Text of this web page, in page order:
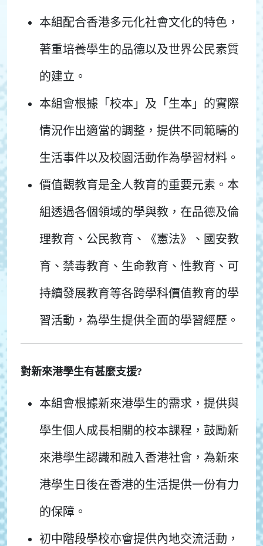
本組配合香港多元化社會文化的特色，
著重培養學生的品德以及世界公民素質
的建立。
本組會根據「校本」及「生本」的實際
情況作出適當的調整，提供不同範疇的
生活事件以及校園活動作為學習材料。
價值觀教育是全人教育的重要元素。本
組透過各個領域的學與教，在品德及倫
理教育、公民教育、《憲法》、國安教
育、禁毒教育、生命教育、性教育、可
持續發展教育等各跨學科價值教育的學
習活動，為學生提供全面的學習經歷。
對新來港學生有甚麼支援?
本組會根據新來港學生的需求，提供與
學生個人成長相關的校本課程，鼓勵新
來港學生認識和融入香港社會，為新來
港學生日後在香港的生活提供一份有力
的保障。
初中階段學校亦會提供內地交流活動，